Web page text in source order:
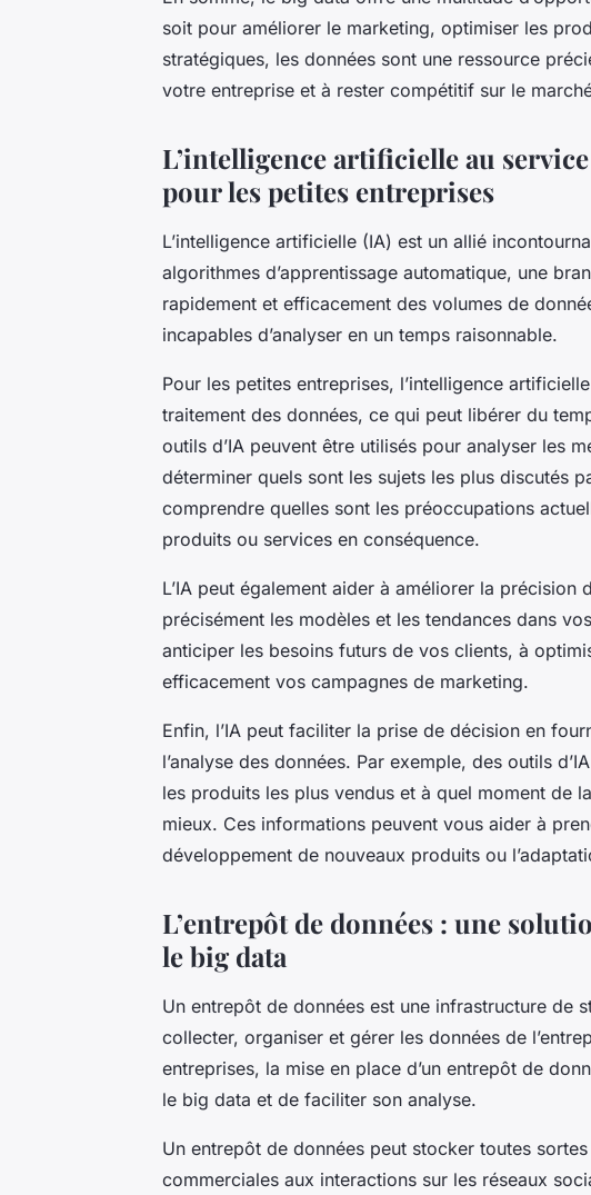
soit pour améliorer le marketing, optimiser les
stratégiques, les données sont une ressource
votre entreprise et à rester compétitif sur le
L’intelligence artificielle au
pour les petites entreprises
L’intelligence artificielle (IA) est un allié
algorithmes d’apprentissage automatique, une
rapidement et efficacement des volumes de
incapables d’analyser en un temps raisonnable.
Pour les petites entreprises, l’intelligence
traitement des données, ce qui peut libérer du
outils d’IA peuvent être utilisés pour analyser les
déterminer quels sont les sujets les plus discutés
comprendre quelles sont les préoccupations
produits ou services en conséquence.
L’IA peut également aider à améliorer la précision
précisément les modèles et les tendances dans
anticiper les besoins futurs de vos clients, à
efficacement vos campagnes de marketing.
Enfin, l’IA peut faciliter la prise de décision en
l’analyse des données. Par exemple, des outils
les produits les plus vendus et à quel moment de
mieux. Ces informations peuvent vous aider à
développement de nouveaux produits ou
L’entrepôt de données : une
le big data
Un entrepôt de données est une infrastructure de
collecter, organiser et gérer les données de
entreprises, la mise en place d’un entrepôt de
le big data et de faciliter son analyse.
Un entrepôt de données peut stocker toutes
commerciales aux interactions sur les réseaux